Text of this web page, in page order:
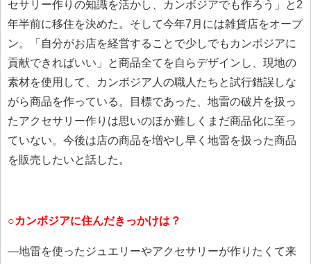
セサリー作りの知識を活かし、カンボジアでも作ろう」と2
年半前に移住を決めた。そして今年7月には雑貨店をオープ
ン。「自分がお店を経営することで少しでもカンボジアに
貢献できればいい」と商品全てを自らデザインし、現地の
素材を使用して、カンボジア人の職人たちと試行錯誤しな
がら商品を作っている。目標であった、地雷の破片を扱っ
たアクセサリー作りは思いのほか難しくまだ商品化に至っ
ていない。今後は店の商品を増やし早く地雷を扱った商品
を販売したいと話した。
○カンボジアに住んだきっかけは？
―地雷を使ったジュエリーやアクセサリーが作りたくて来